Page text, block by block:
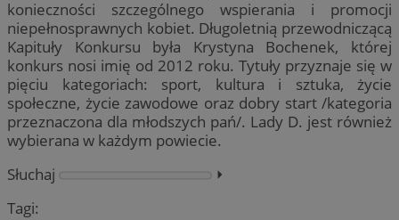
konieczności szczególnego wspierania i promocji
niepełnosprawnych kobiet. Długoletnią przewodniczącą
Kapituły Konkursu była Krystyna Bochenek, której
konkurs nosi imię od 2012 roku. Tytuły przyznaje się w
pięciu kategoriach: sport, kultura i sztuka, życie
społeczne, życie zawodowe oraz dobry start /kategoria
przeznaczona dla młodszych pań/. Lady D. jest również
wybierana w każdym powiecie.
Słuchaj
⏵︎
Tagi: